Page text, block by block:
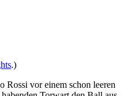
.)
Rossi vor einem schon leeren